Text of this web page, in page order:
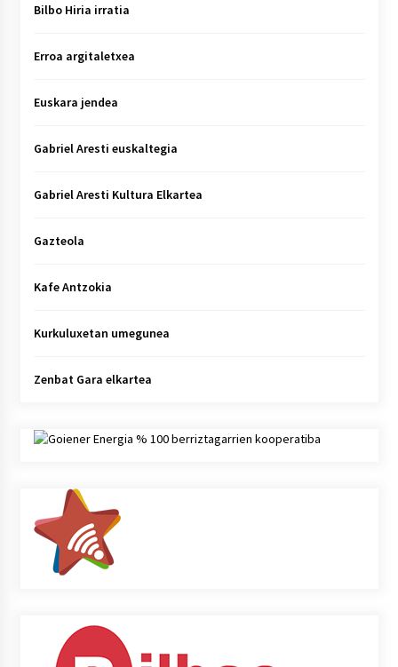
Bilbo Hiria irratia
Erroa argitaletxea
Euskara jendea
Gabriel Aresti euskaltegia
Gabriel Aresti Kultura Elkartea
Gazteola
Kafe Antzokia
Kurkuluxetan umegunea
Zenbat Gara elkartea